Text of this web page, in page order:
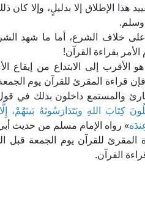
هذا الإطلاق إلا بدليلٍ، وإلا
وسلم.
خلاف الشرع، أما ما شهد
بقراءة القرآن!
الأقرب إلى الابتداع من إيقاع
قراءة المقرئ للقرآن يوم
والمستمع داخلون بذلك في
كِتَابَ اللهِ ويَتَدَارَسُونَهُ بَينَهُمْ،
» رواه الإمام مسلم من حديث
للقرآن يوم الجمعة قبل
القرآن.